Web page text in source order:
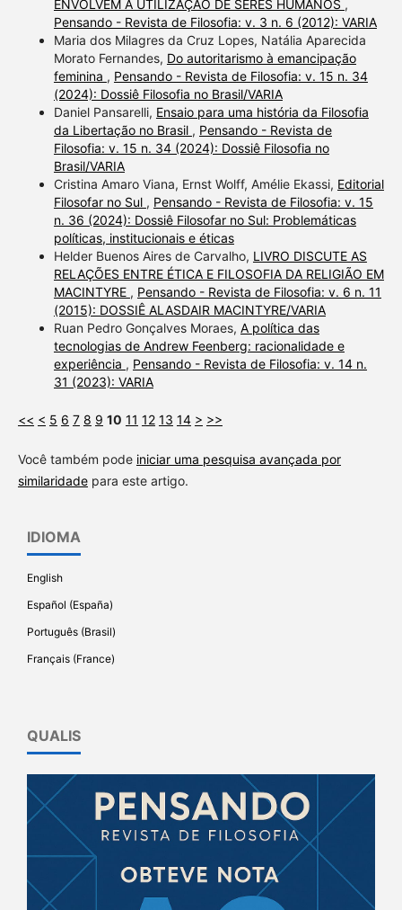
ENVOLVEM A UTILIZAÇÃO DE SERES HUMANOS ,
Pensando - Revista de Filosofia: v. 3 n. 6 (2012): VARIA
Maria dos Milagres da Cruz Lopes, Natália Aparecida
Morato Fernandes, Do autoritarismo à emancipação
feminina , Pensando - Revista de Filosofia: v. 15 n. 34
(2024): Dossiê Filosofia no Brasil/VARIA
Daniel Pansarelli, Ensaio para uma história da Filosofia
da Libertação no Brasil , Pensando - Revista de
Filosofia: v. 15 n. 34 (2024): Dossiê Filosofia no
Brasil/VARIA
Cristina Amaro Viana, Ernst Wolff, Amélie Ekassi, Editorial
Filosofar no Sul , Pensando - Revista de Filosofia: v. 15
n. 36 (2024): Dossiê Filosofar no Sul: Problemáticas
políticas, institucionais e éticas
Helder Buenos Aires de Carvalho, LIVRO DISCUTE AS
RELAÇÕES ENTRE ÉTICA E FILOSOFIA DA RELIGIÃO EM
MACINTYRE , Pensando - Revista de Filosofia: v. 6 n. 11
(2015): DOSSIÊ ALASDAIR MACINTYRE/VARIA
Ruan Pedro Gonçalves Moraes, A política das
tecnologias de Andrew Feenberg: racionalidade e
experiência , Pensando - Revista de Filosofia: v. 14 n.
31 (2023): VARIA
<< < 5 6 7 8 9 10 11 12 13 14 > >>
Você também pode iniciar uma pesquisa avançada por
similaridadepara este artigo.
IDIOMA
English
Español (España)
Português (Brasil)
Français (France)
QUALIS